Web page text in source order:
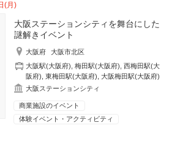
(月)
大阪ステーションシティを舞台にした
謎解きイベント
大阪府
大阪市北区
大阪駅(大阪府) ,梅田駅(大阪府) ,西梅田駅(大
阪府) ,東梅田駅(大阪府) ,大阪梅田駅(大阪府)
大阪ステーションシティ
商業施設のイベント
体験イベント・アクティビティ